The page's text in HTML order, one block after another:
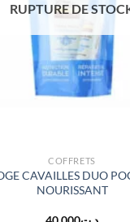
RUPTURE DE
COFFRETS
CAVAILLES DUO
NOURISSANT